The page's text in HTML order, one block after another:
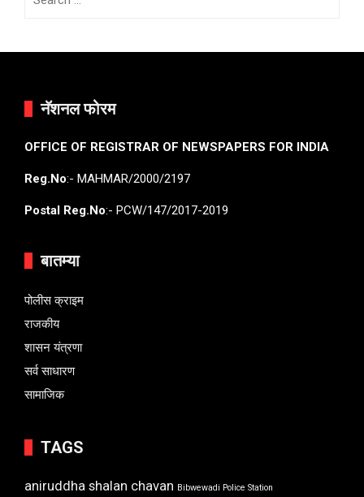
नॅशनल फोरम
OFFICE OF REGISTRAR OF NEWSPAPERS FOR INDIA
Reg.No:- MAHMAR/2000/2197
Postal Reg.No:- PCW/147/2017-2019
बातम्या
पोलीस क्राइम
राजकीय
शासन यंत्रणा
सर्व साधारण
सामाजिक
TAGS
aniruddha shalan chavan Bibwewadi Police Station